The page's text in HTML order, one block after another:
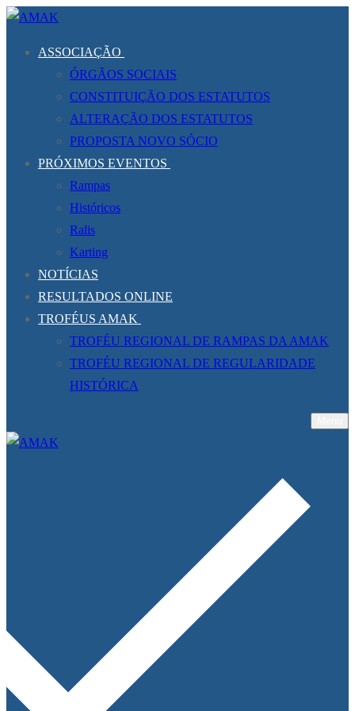
Saltar
conteúdo
Menu
Fechar
ASSOCIAÇÃO
ÓRGÃOS SOCIAIS
CONSTITUIÇÃO DOS ESTATUTOS
ALTERAÇÃO DOS ESTATUTOS
PROPOSTA NOVO SÓCIO
PRÓXIMOS EVENTOS
Rampas
Históricos
Ralis
Karting
NOTÍCIAS
RESULTADOS ONLINE
TROFÉUS AMAK
TROFÉU REGIONAL DE RAMPAS DA AMAK
TROFÉU REGIONAL DE REGULARIDADE
HISTÓRICA